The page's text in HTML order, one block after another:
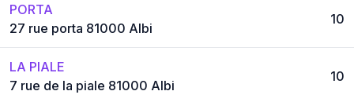
PORTA
27 rue porta 81000 Albi
10
LA PIALE
7 rue de la piale 81000 Albi
10